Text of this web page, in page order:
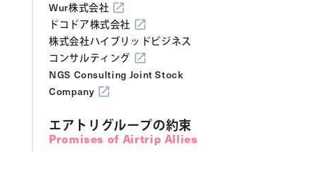
Wur株式会社
ドコドア株式会社
株式会社ハイブリッドビジネス
コンサルティング
NGS Consulting Joint Stock
Company
エアトリグループの約束
Promises of Airtrip Allies